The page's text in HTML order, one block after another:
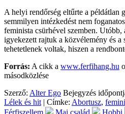
A helyi rendőrség eltűrte a példátlan
semmilyen intézkedést nem
feminista csürhével szemben.
igyekezett rajtuk a közvélemény és a
tehetetlenek voltak, hiszen a
Forrás: A cikk a www.ferfihang.hu
másodközlése
Szerző: Alter Ego Bejegyzés
Lélek és hit | Címke: Abortusz,